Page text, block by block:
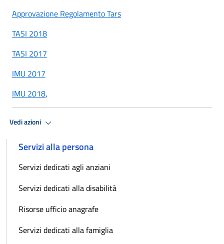
Approvazione Regolamento Tars
TASI 2018
TASI 2017
IMU 2017
IMU 2018,
Vedi azioni
Servizi alla persona
Servizi dedicati agli anziani
Servizi dedicati alla disabilità
Risorse ufficio anagrafe
Servizi dedicati alla famiglia